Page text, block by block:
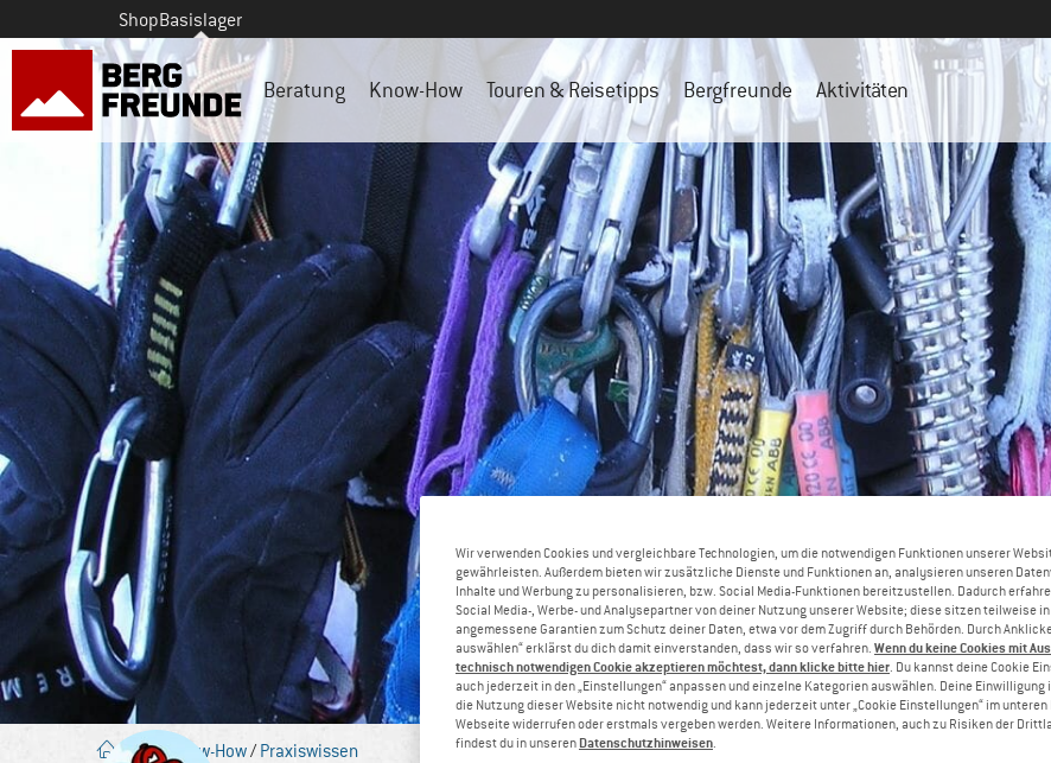
ShopBasislager
Beratung Know-How Touren & Reisetipps Bergfreunde Aktivitäten
Blog/ Know-How/ Praxiswissen
Wir verwenden Cookies und vergleichbare Technologien, um die notwendigen Funktionen unserer
gewährleisten. Außerdem bieten wir zusätzliche Dienste und Funktionen an, analysieren unseren
Inhalte und Werbung zu personalisieren, bzw. Social Media-Funktionen bereitzustellen. Dadurch
Social Media-, Werbe- und Analysepartner von deiner Nutzung unserer Website; diese sitzen teilweise
angemessene Garantien zum Schutz deiner Daten, etwa vor dem Zugriff durch Behörden. Durch
auswählen“ erklärst du dich damit einverstanden, dass wir so verfahren. Wenn du keine Cookies mit
technisch notwendigen Cookie akzeptieren möchtest, dann klicke bitte hier . Du kannst deine Cookie
auch jederzeit in den „Einstellungen“ anpassen und einzelne Kategorien auswählen. Deine
die Nutzung dieser Website nicht notwendig und kann jederzeit unter „Cookie Einstellungen“ im
Webseite widerrufen oder erstmals vergeben werden. Weitere Informationen, auch zu Risiken der
findest du in unseren Datenschutzhinweisen